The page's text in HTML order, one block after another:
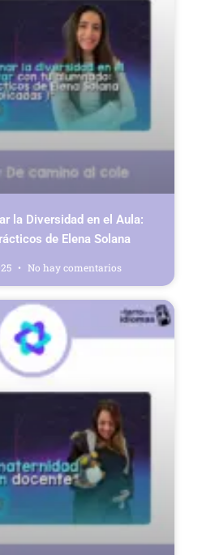
la Diversidad en el Aula:
de Elena Solana
No hay comentarios